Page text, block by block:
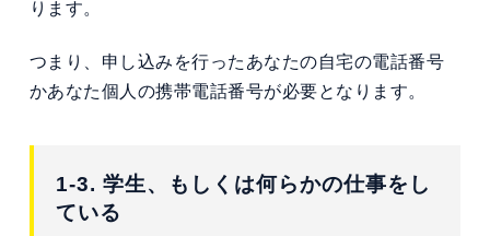
ります。
つまり、申し込みを行ったあなたの自宅の電話番号
かあなた個人の携帯電話番号が必要となります。
1-3. 学生、もしくは何らかの仕事をし
ている